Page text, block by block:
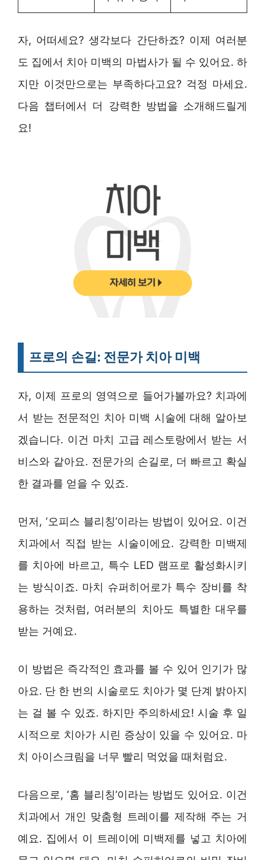
자, 어떠세요? 생각보다 간단하죠? 이제 여러분
도 집에서 치아 미백의 마법사가 될 수 있어요. 하
지만 이것만으로는 부족하다고요? 걱정 마세요.
다음 챕터에서 더 강력한 방법을 소개해드릴게
요!
프로의 손길: 전문가 치아 미백
자, 이제 프로의 영역으로 들어가볼까요? 치과에
서 받는 전문적인 치아 미백 시술에 대해 알아보
겠습니다. 이건 마치 고급 레스토랑에서 받는 서
비스와 같아요. 전문가의 손길로, 더 빠르고 확실
한 결과를 얻을 수 있죠.
먼저, ‘오피스 블리칭’이라는 방법이 있어요. 이건
치과에서 직접 받는 시술이에요. 강력한 미백제
를 치아에 바르고, 특수 LED 램프로 활성화시키
는 방식이죠. 마치 슈퍼히어로가 특수 장비를 착
용하는 것처럼, 여러분의 치아도 특별한 대우를
받는 거예요.
이 방법은 즉각적인 효과를 볼 수 있어 인기가 많
아요. 단 한 번의 시술로도 치아가 몇 단계 밝아지
는 걸 볼 수 있죠. 하지만 주의하세요! 시술 후 일
시적으로 치아가 시린 증상이 있을 수 있어요. 마
치 아이스크림을 너무 빨리 먹었을 때처럼요.
다음으로, ‘홈 블리칭’이라는 방법도 있어요. 이건
치과에서 개인 맞춤형 트레이를 제작해 주는 거
예요. 집에서 이 트레이에 미백제를 넣고 치아에